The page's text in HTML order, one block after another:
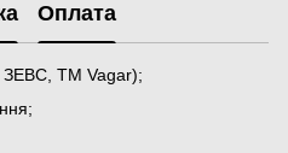
Оплата
ЗЕВС, ТМ Vagar);